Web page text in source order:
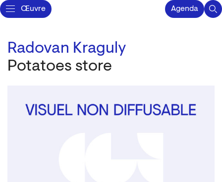
Œuvre Agenda
Radovan Kraguly
Potatoes store